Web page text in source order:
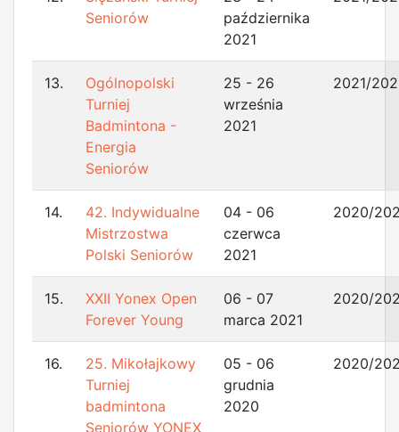
Seniorów
października
2021
13.
Ogólnopolski
Turniej
Badmintona -
Energia
Seniorów
25 - 26
września
2021
2021/
14.
42. Indywidualne
Mistrzostwa
Polski Seniorów
04 - 06
czerwca
2021
2020/
15.
XXII Yonex Open
Forever Young
06 - 07
marca 2021
2020/
16.
25. Mikołajkowy
Turniej
badmintona
Seniorów YONEX
05 - 06
grudnia
2020
2020/